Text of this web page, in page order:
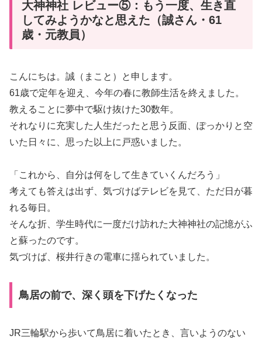
大神神社 レビュー⑤：もう一度、生き直
してみようかなと思えた（誠さん・61
歳・元教員）
こんにちは。誠（まこと）と申します。
61歳で定年を迎え、今年の春に教師生活を終えました。
教えることに夢中で駆け抜けた30数年。
それなりに充実した人生だったと思う反面、ぽっかりと空
いた日々に、思った以上に戸惑いました。
「これから、自分は何をして生きていくんだろう」
考えても答えは出ず、気づけばテレビを見て、ただ日が暮
れる毎日。
そんな折、学生時代に一度だけ訪れた大神神社の記憶がふ
と蘇ったのです。
気づけば、桜井行きの電車に揺られていました。
鳥居の前で、深く頭を下げたくなった
JR三輪駅から歩いて鳥居に着いたとき、言いようのない